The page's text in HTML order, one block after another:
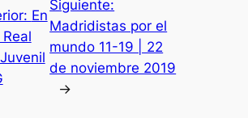
En
Siguiente:
Madridistas por el
mundo 11-19 | 22
de noviembre 2019
→